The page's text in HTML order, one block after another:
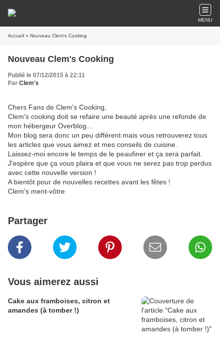
MENU
Accueil » Nouveau Clem's Cooking
Nouveau Clem's Cooking
Publié le 07/12/2015 à 22:11
Par Clem's
Chers Fans de Clem's Cooking,
Clem's cooking doit se refaire une beauté après une refonde de
mon hébergeur Overblog...
Mon blog sera donc un peu différent mais vous retrouverez tous
les articles que vous aimez et mes conseils de cuisine.
Laissez-moi encore le temps de le peaufiner et ça sera parfait.
J'espère que ça vous plaira et que vous ne serez pas trop perdus
avec cette nouvelle version !
A bientôt pour de nouvelles recettes avant les fêtes !
Clem's ment-vôtre
Partager
Vous aimerez aussi
Cake aux framboises, citron et
amandes (à tomber !)